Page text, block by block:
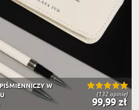
(132 opinie)
W
99,99 zł